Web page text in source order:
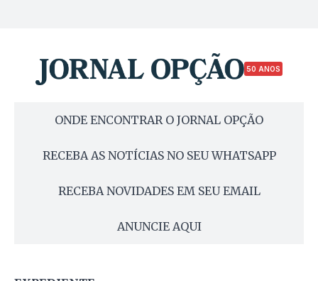
50 ANOS
ONDE ENCONTRAR O JORNAL OPÇÃO
RECEBA AS NOTÍCIAS NO SEU WHATSAPP
RECEBA NOVIDADES EM SEU EMAIL
ANUNCIE AQUI